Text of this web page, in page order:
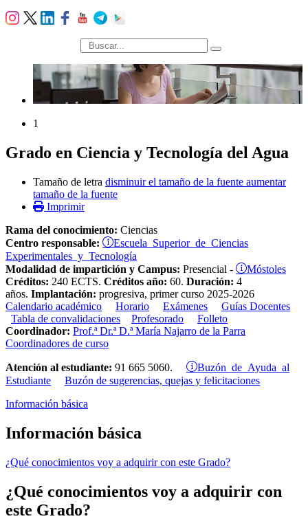
búsqueda
1
Grado en Ciencia y Tecnología del Agua
Tamaño de letra disminuir el tamaño de la fuente aumentar
tamaño de la fuente
Imprimir
Rama del conocimiento: Ciencias
Centro responsable:
Escuela Superior de Ciencias
Experimentales y Tecnología
Modalidad de impartición y Campus: Presencial - Móstoles
Créditos: 240 ECTS. Créditos año: 60. Duración: 4
años. Implantación: progresiva, primer curso 2025-2026
Calendario académico
Horario Exámenes
Guías Docentes
Tabla de convalidaciones
Profesorado
Folleto
Coordinador: Prof.ª Dr.ª D.ª María Najarro de la Parra
Coordinadores de curso
Atención al estudiante: 91 665 5060.
Buzón de Ayuda al
Estudiante
Buzón de sugerencias, quejas y felicitaciones
Información básica
Información básica
¿Qué conocimientos voy a adquirir con este Grado?
¿Qué conocimientos voy a adquirir con
este Grado?